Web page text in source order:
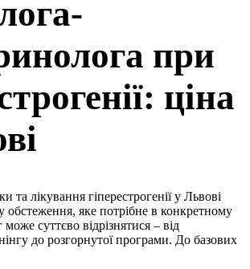
при
ціна
та лікування гіперестрогенії у Львові
обстеження, яке потрібне в конкретному
суттєво відрізнятися – від
до розгорнутої програми. До базових